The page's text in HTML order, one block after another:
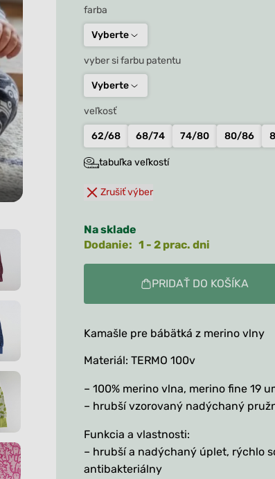
Nadrozmerné tričká
Všetko
tmavomodré vláčiky
29.90€.
farba
Vyberte
vyber si farbu patentu
Vyberte
veľkosť
62/68 68/74 74/80 80/86
tabuľka veľkostí
Zrušiť výber
Na sklade
Dodanie: 1 - 2 prac. dni
PRIDAŤ DO KOŠÍKA
Kamašle pre bábätká z merino vlny
Materiál: TERMO 100v
– 100% merino vlna, merino fine 19
– hrubší vzorovaný nadýchaný
Funkcia a vlastnosti:
– hrubší a nadýchaný úplet, rýchlo
antibakteriálny